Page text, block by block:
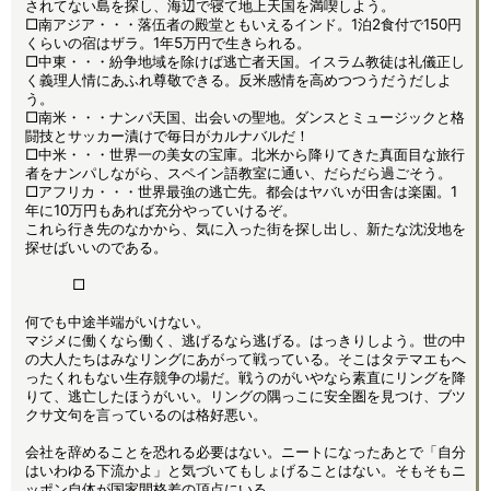
されてない島を探し、海辺で寝て地上天国を満喫しよう。
□南アジア・・・落伍者の殿堂ともいえるインド。1泊2食付で150円
くらいの宿はザラ。1年5万円で生きられる。
□中東・・・紛争地域を除けば逃亡者天国。イスラム教徒は礼儀正し
く義理人情にあふれ尊敬できる。反米感情を高めつつうだうだしよ
う。
□南米・・・ナンパ天国、出会いの聖地。ダンスとミュージックと格
闘技とサッカー漬けで毎日がカルナバルだ！
□中米・・・世界一の美女の宝庫。北米から降りてきた真面目な旅行
者をナンパしながら、スペイン語教室に通い、だらだら過ごそう。
□アフリカ・・・世界最強の逃亡先。都会はヤバいが田舎は楽園。1
年に10万円もあれば充分やっていけるぞ。
これら行き先のなかから、気に入った街を探し出し、新たな沈没地を
探せばいいのである。
□
何でも中途半端がいけない。
マジメに働くなら働く、逃げるなら逃げる。はっきりしよう。世の中
の大人たちはみなリングにあがって戦っている。そこはタテマエもへ
ったくれもない生存競争の場だ。戦うのがいやなら素直にリングを降
りて、逃亡したほうがいい。リングの隅っこに安全圏を見つけ、ブツ
クサ文句を言っているのは格好悪い。
会社を辞めることを恐れる必要はない。ニートになったあとで「自分
はいわゆる下流かよ」と気づいてもしょげることはない。そもそもニ